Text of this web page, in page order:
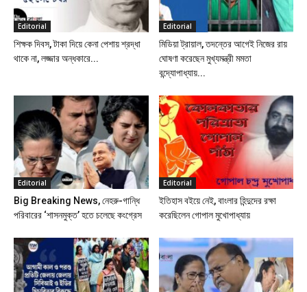
Editorial
শিক্ষক দিবস, টাকা দিয়ে কেনা পেশায় শ্রদ্ধা
থাকে না, লজ্জার অন্ধকারে...
Editorial
মিডিয়া ট্রায়াল, তদন্তের আগেই নিজের রায়
ঘোষণা করেছেন মুখ্যমন্ত্রী মমতা
বন্দ্যোপাধ্যায়...
Editorial
Big Breaking News, নেহরু-গান্ধি
পরিবারের ‘শাসনমুক্ত’ হতে চলেছে কংগ্রেস
Editorial
ইতিহাস বইয়ে নেই, বাংলার হিন্দুদের রক্ষা
করেছিলেন গোপাল মুখোপাধ্যায়